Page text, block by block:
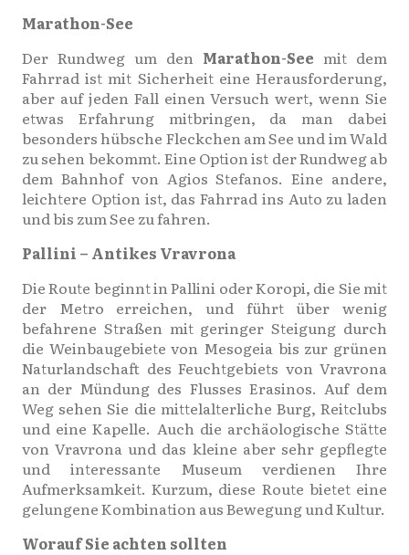
Marathon-See
Der Rundweg um den Marathon-See mit dem
Fahrrad ist mit Sicherheit eine Herausforderung,
aber auf jeden Fall einen Versuch wert, wenn Sie
etwas Erfahrung mitbringen, da man dabei
besonders hübsche Fleckchen am See und im Wald
zu sehen bekommt. Eine Option ist der Rundweg ab
dem Bahnhof von Agios Stefanos. Eine andere,
leichtere Option ist, das Fahrrad ins Auto zu laden
und bis zum See zu fahren.
Pallini – Αntikes Vravrona
Die Route beginnt in Pallini oder Koropi, die Sie mit
der Metro erreichen, und führt über wenig
befahrene Straßen mit geringer Steigung durch
die Weinbaugebiete von Mesogeia bis zur grünen
Naturlandschaft des Feuchtgebiets von Vravrona
an der Mündung des Flusses Erasinos. Auf dem
Weg sehen Sie die mittelalterliche Burg, Reitclubs
und eine Kapelle. Auch die archäologische Stätte
von Vravrona und das kleine aber sehr gepflegte
und interessante Museum verdienen Ihre
Aufmerksamkeit. Kurzum, diese Route bietet eine
gelungene Kombination aus Bewegung und Kultur.
Worauf Sie achten sollten